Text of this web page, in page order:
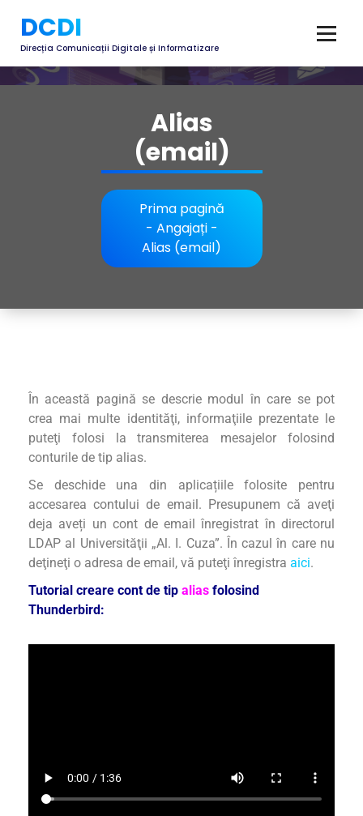
DCDI
Direcția Comunicații Digitale și Informatizare
Alias
(email)
Prima pagină
- Angajați-
Alias (email)
În această pagină se descrie modul în care se pot
crea mai multe identităţi, informaţiile prezentate le
puteţi folosi la transmiterea mesajelor folosind
conturile de tip alias.
Se deschide una din aplicațiile folosite pentru
accesarea contului de email. Presupunem că aveţi
deja aveți un cont de email înregistrat în directorul
LDAP al Universităţii „Al. I. Cuza”. În cazul în care nu
deţineţi o adresa de email, vă puteţi înregistra aici.
Tutorial creare cont de tip alias folosind
Thunderbird: